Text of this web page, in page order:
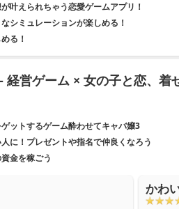
叶えられちゃう恋愛ゲームアプリ！
シミュレーションが楽しめる！
る！
経営ゲーム × 女の子と恋、着
ットするゲーム酔わせてキャバ嬢3
に！プレゼントや指名で仲良くなろう
金を稼ごう
かわ